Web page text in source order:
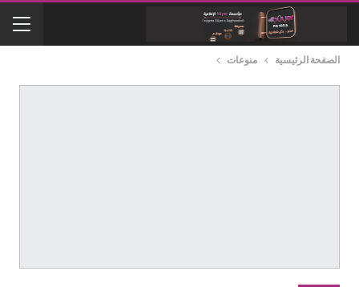
الصفحة الرئيسية منوعات